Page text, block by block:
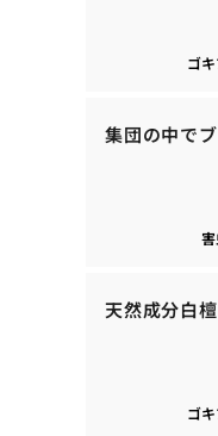
ゴ
集団の中で
天然成分白
ゴ